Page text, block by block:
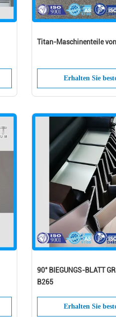
Titan-Maschinenteile
Erhalten Sie
90° BIEGUNGS-BLATT
B265
Erhalten Sie